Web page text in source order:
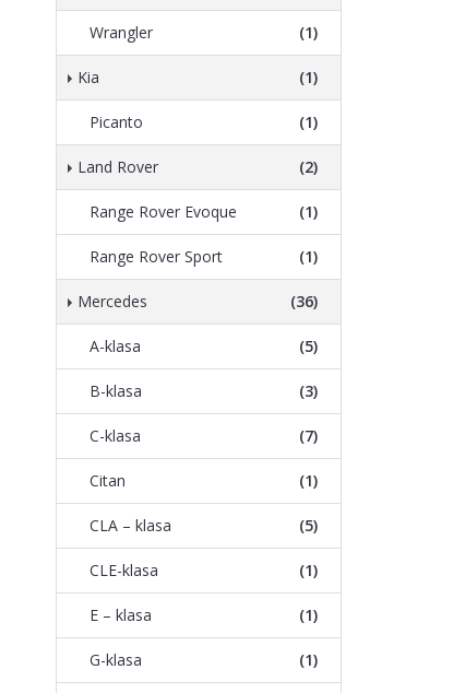
Wrangler (1)
Kia (1)
Picanto (1)
Land Rover (2)
Range Rover Evoque (1)
Range Rover Sport (1)
Mercedes (36)
A-klasa (5)
B-klasa (3)
C-klasa (7)
Citan (1)
CLA – klasa (5)
CLE-klasa (1)
E – klasa (1)
G-klasa (1)